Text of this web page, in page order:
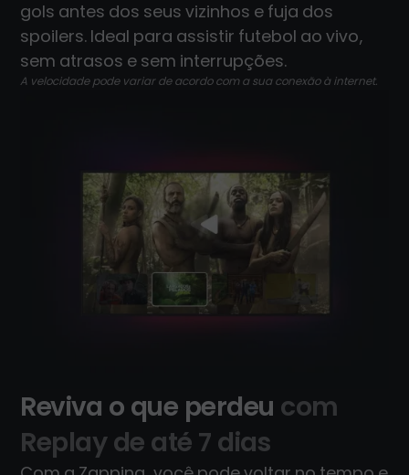
gols antes dos seus vizinhos e fuja dos
spoilers. Ideal para assistir futebol ao vivo,
sem atrasos e sem interrupções.
A velocidade pode variar de acordo com a sua conexão à internet.
Reviva o que perdeu com
Replay de até 7 dias